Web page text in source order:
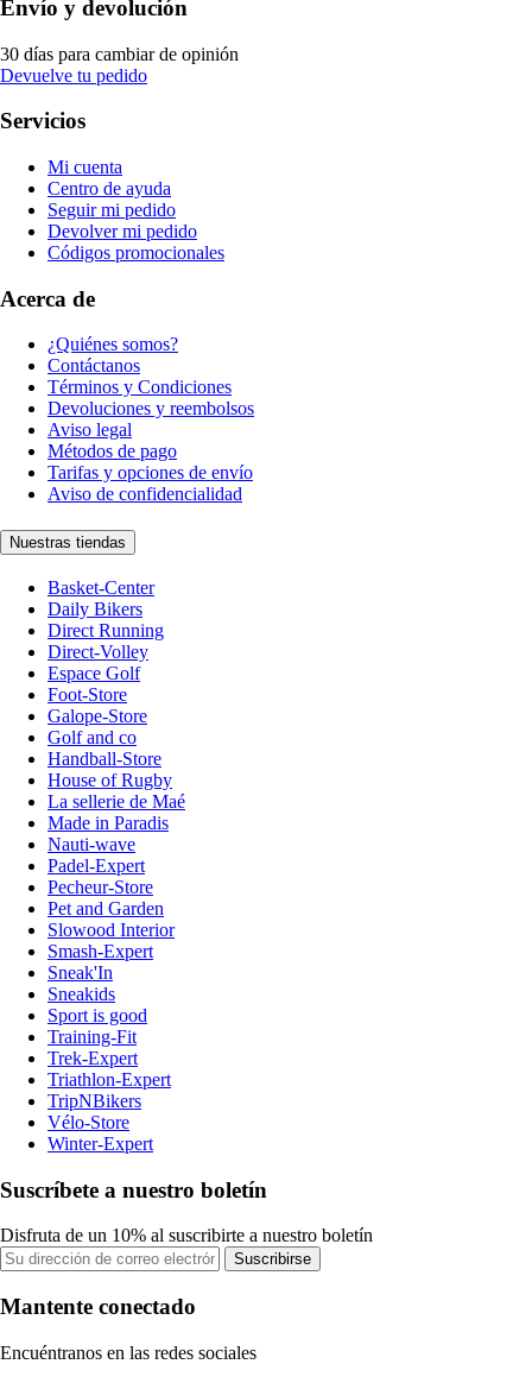
Envío y devolución
30 días para cambiar de opinión
Devuelve tu pedido
Servicios
Mi cuenta
Centro de ayuda
Seguir mi pedido
Devolver mi pedido
Códigos promocionales
Acerca de
¿Quiénes somos?
Contáctanos
Términos y Condiciones
Devoluciones y reembolsos
Aviso legal
Métodos de pago
Tarifas y opciones de envío
Aviso de confidencialidad
Nuestras tiendas
Basket-Center
Daily Bikers
Direct Running
Direct-Volley
Espace Golf
Foot-Store
Galope-Store
Golf and co
Handball-Store
House of Rugby
La sellerie de Maé
Made in Paradis
Nauti-wave
Padel-Expert
Pecheur-Store
Pet and Garden
Slowood Interior
Smash-Expert
Sneak'In
Sneakids
Sport is good
Training-Fit
Trek-Expert
Triathlon-Expert
TripNBikers
Vélo-Store
Winter-Expert
Suscríbete a nuestro boletín
Disfruta de un 10% al suscribirte a nuestro boletín
Suscribirse
Mantente conectado
Encuéntranos en las redes sociales